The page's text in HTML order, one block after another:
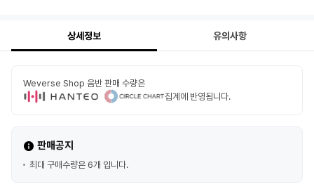
상세정보 유의사항
Weverse Shop 음반 판매 수량은
집계에 반영됩니다.
판매공지
최대 구매수량은 6개 입니다.